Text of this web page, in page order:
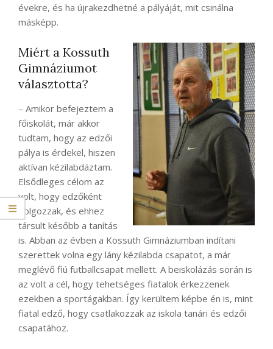
évekre, és ha újrakezdhetné a pályáját, mit csinálna
másképp.
Miért a Kossuth
Gimnáziumot
választotta?
– Amikor befejeztem a
főiskolát, már akkor
tudtam, hogy az edzői
pálya is érdekel, hiszen
aktívan kézilabdáztam.
Elsődleges célom az
volt, hogy edzőként
dolgozzak, és ehhez
társult később a tanítás
is. Abban az évben a Kossuth Gimnáziumban indítani
szerettek volna egy lány kézilabda csapatot, a már
meglévő fiú futballcsapat mellett. A beiskolázás során is
az volt a cél, hogy tehetséges fiatalok érkezzenek
ezekben a sportágakban. Így kerültem képbe én is, mint
fiatal edző, hogy csatlakozzak az iskola tanári és edzői
csapatához.